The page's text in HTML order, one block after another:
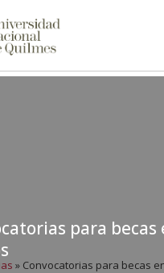
para becas
» Convocatorias para becas